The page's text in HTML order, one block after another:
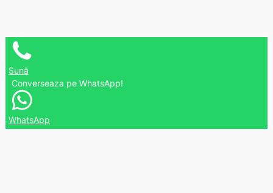
Sună
Converseaza pe WhatsApp!
WhatsApp